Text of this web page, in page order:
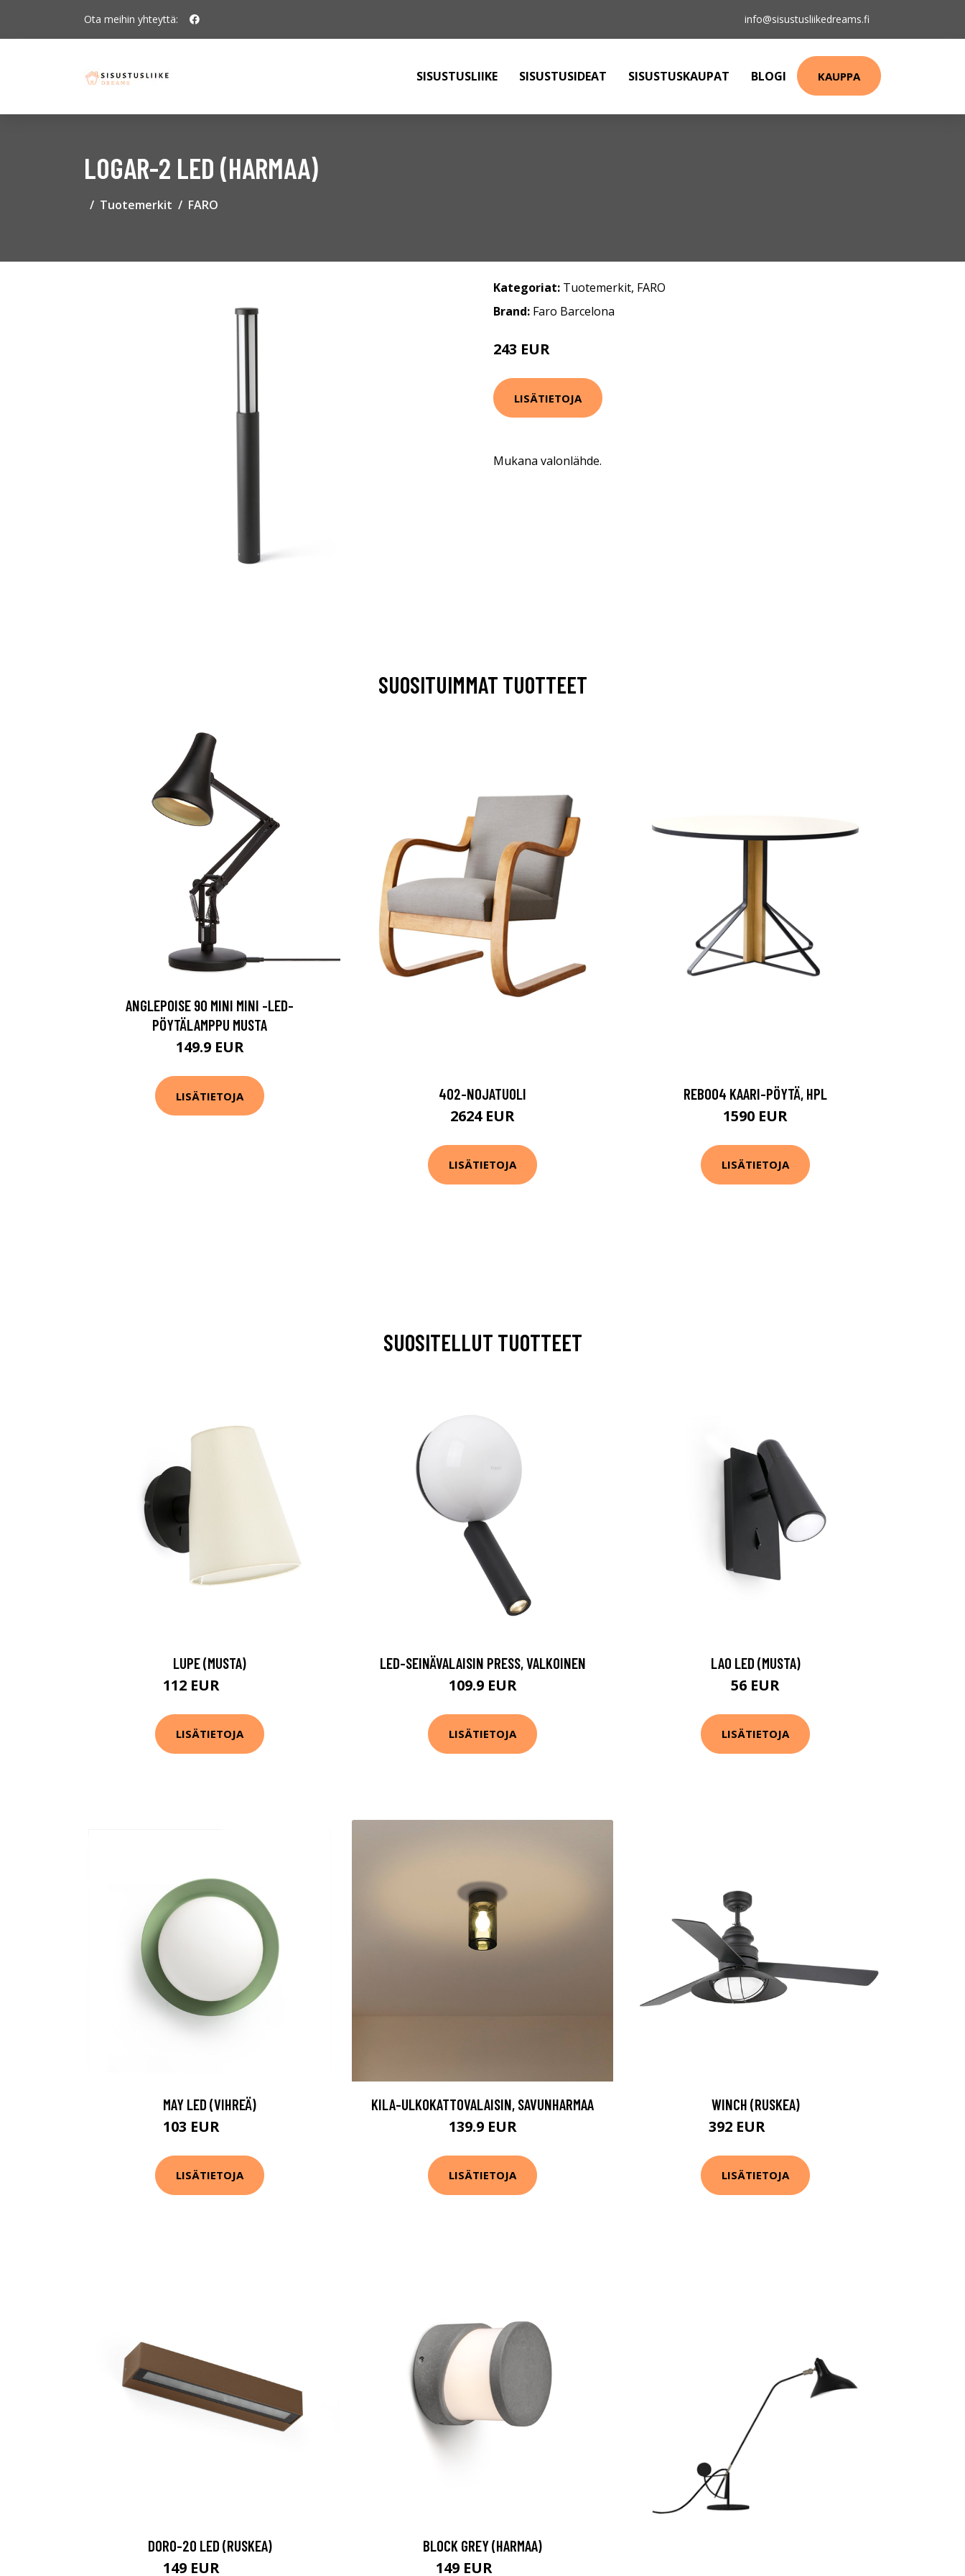
Ota meihin yhteyttä: info@sisustusliikedreams.fi
SISUSTUSLIIKE SISUSTUSIDEAT SISUSTUSKAUPAT BLOGI KAUPPA
LOGAR-2 LED (HARMAA)
Tuotemerkit FARO
Kategoriat: Tuotemerkit, FARO
Brand: Faro Barcelona
243 EUR
LISÄTIETOJA
Mukana valonlähde.
SUOSITUIMMAT TUOTTEET
ANGLEPOISE 90 MINI MINI -LED-
PÖYTÄLAMPPU MUSTA
149.9 EUR
LISÄTIETOJA 402-NOJATUOLI
2624 EUR
LISÄTIETOJA
REB004 KAARI-PÖYTÄ, HPL
1590 EUR
LISÄTIETOJA
SUOSITELLUT TUOTTEET
LUPE (MUSTA)
112 EUR
LISÄTIETOJA
LED-SEINÄVALAISIN PRESS, VALKOINEN
109.9 EUR
LISÄTIETOJA
LAO LED (MUSTA)
56 EUR
LISÄTIETOJA
MAY LED (VIHREÄ)
103 EUR
LISÄTIETOJA
KILA-ULKOKATTOVALAISIN, SAVUNHARMAA
139.9 EUR
LISÄTIETOJA
WINCH (RUSKEA)
392 EUR
LISÄTIETOJA
DORO-20 LED (RUSKEA)
149 EUR
BLOCK GREY (HARMAA)
149 EUR